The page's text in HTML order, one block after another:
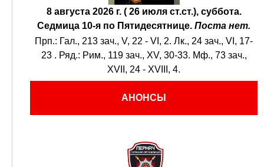
8 августа 2026 г. ( 26 июля ст.ст.), суббота.
Седмица 10-я по Пятидесятнице. Поста нет.
Прп.: Гал., 213 зач., V, 22 - VI, 2. Лк., 24 зач., VI, 17-
23 . Ряд.: Рим., 119 зач., XV, 30-33. Мф., 73 зач.,
XVII, 24 - XVIII, 4.
АНОНСЫ